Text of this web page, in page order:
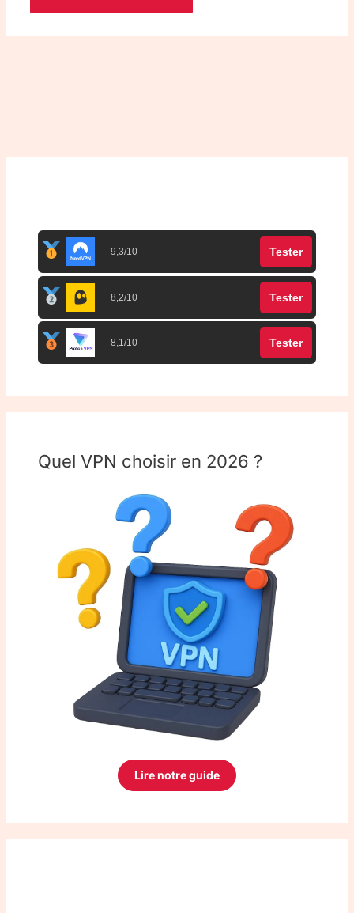
9,3/10 Tester
8,2/10 Tester
8,1/10 Tester
Quel VPN choisir en 2026 ?
Lire notre guide